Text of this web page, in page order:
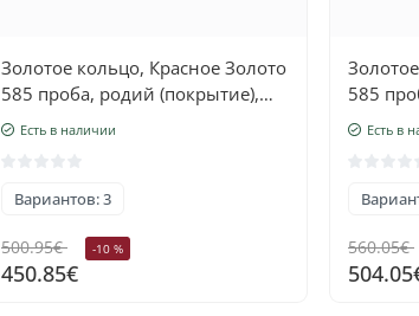
Золотое кольцо, Красное Золото
585 проба, родий (покрытие),
Бриллианты, Сапфир
Есть в наличии
Вариантов: 3
500.95€ -10 %
450.85€
585
Изумруд
Есть в
560.05€